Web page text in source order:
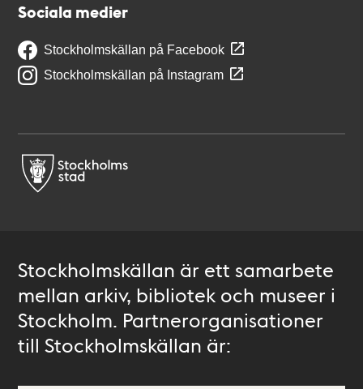
Sociala medier
Stockholmskällan på Facebook
Stockholmskällan på Instagram
Stockholmskällan är ett samarbete
mellan arkiv, bibliotek och museer i
Stockholm. Partnerorganisationer
till Stockholmskällan är: